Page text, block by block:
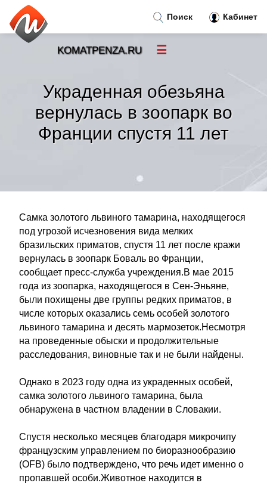
Украденная обезьяна
вернулась в зоопарк во
Франции спустя 11 лет
Самка золотого львиного тамарина, находящегося
под угрозой исчезновения вида мелких
бразильских приматов, спустя 11 лет после кражи
вернулась в зоопарк Боваль во Франции,
сообщает пресс-служба учреждения.В мае 2015
года из зоопарка, находящегося в Сен-Эньяне,
были похищены две группы редких приматов, в
числе которых оказались семь особей золотого
львиного тамарина и десять мармозеток.Несмотря
на проведенные обыски и продолжительные
расследования, виновные так и не были найдены.
Однако в 2023 году одна из украденных особей,
самка золотого львиного тамарина, была
обнаружена в частном владении в Словакии.
Спустя несколько месяцев благодаря микрочипу
французским управлением по биоразнообразию
(OFB) было подтверждено, что речь идет именно о
пропавшей особи.Животное находится в
Поиск Кабинет
KOMATPENZA.RU ☰
Новости»
Тренды новостей»
Рубрики»